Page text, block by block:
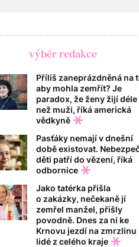
výběr redakce
Příliš zaneprázdněná na
aby mohla zemřít? Je
paradox, že ženy žijí déle
než muži, říká americká
vědkyně
Pasťáky nemají v dnešní
době existovat.
děti patří do vězení, říká
odbornice
Jako tatérka přišla
o zakázky, nečekaně jí
zemřel manžel, přišly
povodně. Dnes za ní ke
Krnovu jezdí na zmrzlinu
lidé z celého kraje